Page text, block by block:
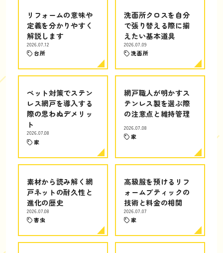
リフォームの意味や
定義を分かりやすく
解説します
2026.07.12
台所
洗面所クロスを自分
で張り替える際に揃
えたい基本道具
2026.07.09
洗面所
ペット対策でステン
レス網戸を導入する
際の思わぬデメリッ
ト
2026.07.08
家
網戸職人が明かすス
テンレス製を選ぶ際
の注意点と維持管理
2026.07.08
家
素材から読み解く網
戸ネットの耐久性と
進化の歴史
2026.07.08
害虫
高級服を預けるリフ
ォームブティックの
技術と料金の相関
2026.07.07
家